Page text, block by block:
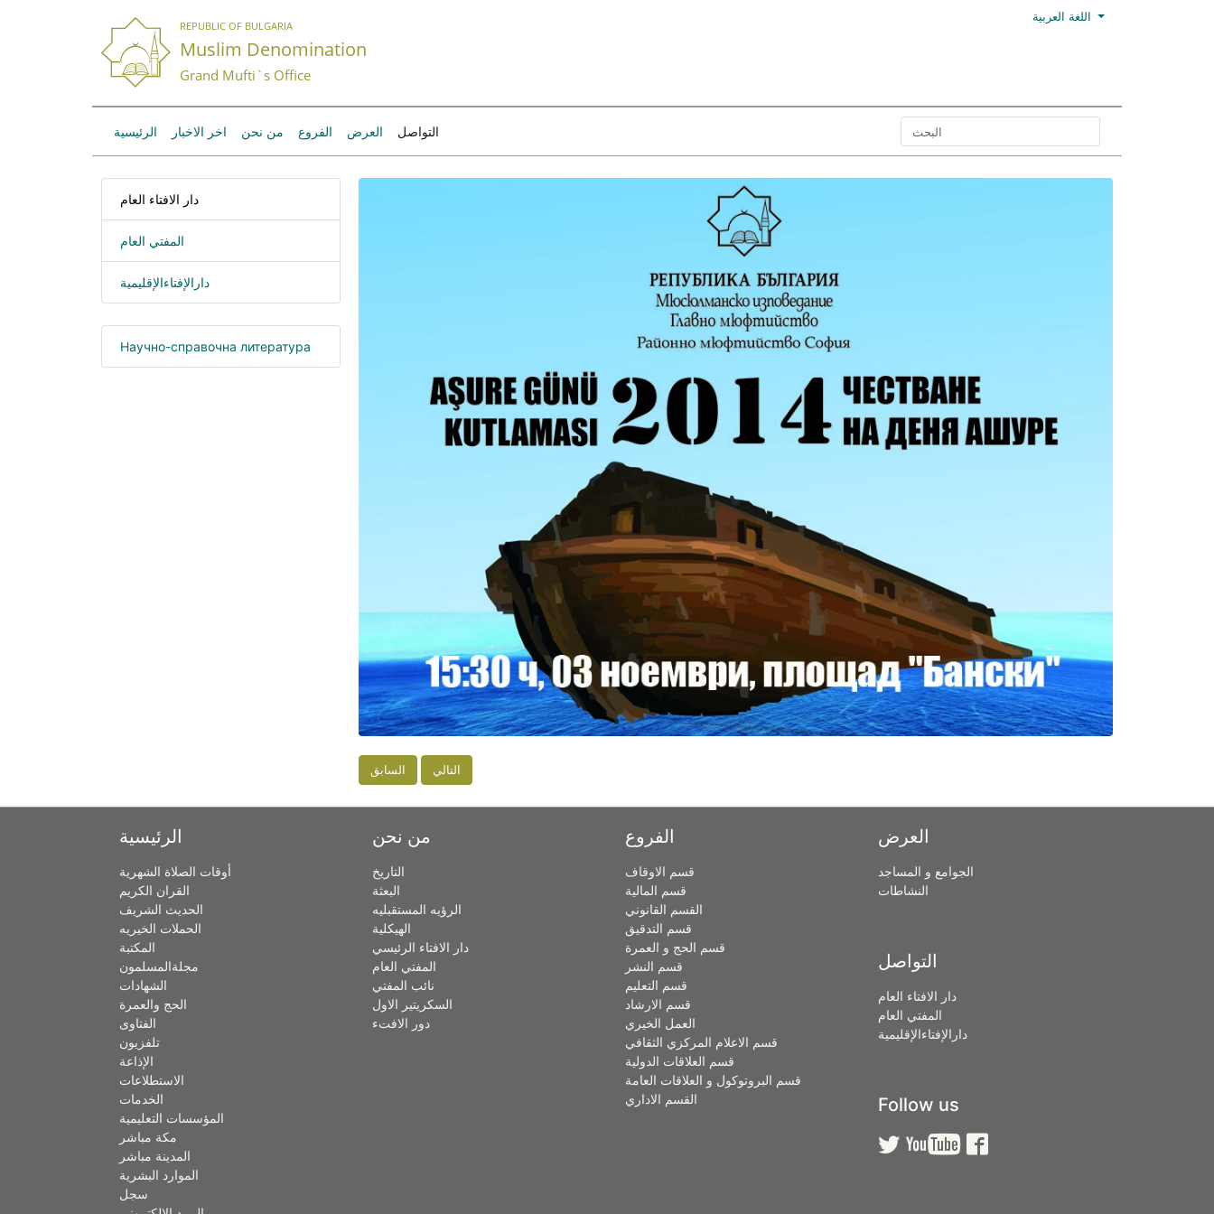
REPUBLIC OF BULGARIA
Muslim Denomination
Grand Mufti`s Office
اللغة العربية
الرئيسية اخر الاخبار من نحن الفروع العرض التواصل
دار الافتاء العام
المفتي العام
دارالإفتاءالإقليمية
Научно-справочна литература
السابق التالي
الرئيسية
أوقات الصلاة الشهرية
القران الكريم
الحديث الشريف
الحملات الخيريه
المكتبة
مجلةالمسلمون
الشهادات
الحج والعمرة
الفتاوى
تلفزيون
الإذاعة
الاستطلاعات
الخدمات
المؤسسات التعليمية
مكة مباشر
المدينة مباشر
الموارد البشرية
سجل
من نحن
التاريخ
البعثة
الرؤيه المستقبليه
الهيكلية
دار الافتاء الرئيسي
المفتي العام
نائب المفتي
السكريتير الاول
دور الافتء
الفروع
قسم الاوقاف
قسم المالية
القسم القانوني
قسم التدقيق
قسم الحج و العمرة
قسم النشر
قسم التعليم
قسم الارشاد
العمل الخيري
قسم الاعلام المركزي الثقافي
قسم العلاقات الدولية
قسم البروتوكول و العلاقات العامة
القسم الاداري
العرض
الجوامع و المساجد
النشاطات
التواصل
دار الافتاء العام
المفتي العام
دارالإفتاءالإقليمية
Follow us
  